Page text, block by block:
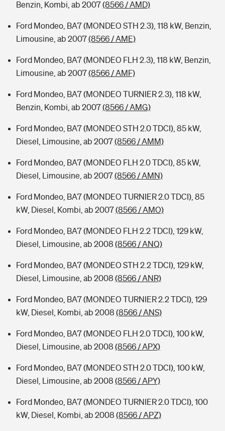
Benzin, Kombi, ab 2007(8566 / AMD)
Ford Mondeo, BA7 (MONDEO STH 2.3), 118 kW, Benzin,
Limousine, ab 2007(8566 / AME)
Ford Mondeo, BA7 (MONDEO FLH 2.3), 118 kW, Benzin,
Limousine, ab 2007(8566 / AMF)
Ford Mondeo, BA7 (MONDEO TURNIER 2.3), 118 kW,
Benzin, Kombi, ab 2007(8566 / AMG)
Ford Mondeo, BA7 (MONDEO STH 2.0 TDCI), 85 kW,
Diesel, Limousine, ab 2007(8566 / AMM)
Ford Mondeo, BA7 (MONDEO FLH 2.0 TDCI), 85 kW,
Diesel, Limousine, ab 2007(8566 / AMN)
Ford Mondeo, BA7 (MONDEO TURNIER 2.0 TDCI), 85
kW, Diesel, Kombi, ab 2007(8566 / AMO)
Ford Mondeo, BA7 (MONDEO FLH 2.2 TDCI), 129 kW,
Diesel, Limousine, ab 2008 (8566 / ANQ)
Ford Mondeo, BA7 (MONDEO STH 2.2 TDCI), 129 kW,
Diesel, Limousine, ab 2008 (8566 / ANR)
Ford Mondeo, BA7 (MONDEO TURNIER 2.2 TDCI), 129
kW, Diesel, Kombi, ab 2008 (8566 / ANS)
Ford Mondeo, BA7 (MONDEO FLH 2.0 TDCI), 100 kW,
Diesel, Limousine, ab 2008 (8566 / APX)
Ford Mondeo, BA7 (MONDEO STH 2.0 TDCI), 100 kW,
Diesel, Limousine, ab 2008 (8566 / APY)
Ford Mondeo, BA7 (MONDEO TURNIER 2.0 TDCI), 100
kW, Diesel, Kombi, ab 2008 (8566 / APZ)